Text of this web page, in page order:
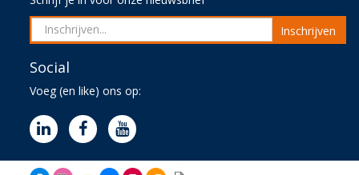
Inschrijven
Social
Voeg (en like) ons op: